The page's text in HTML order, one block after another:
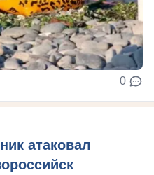
0
атаковал